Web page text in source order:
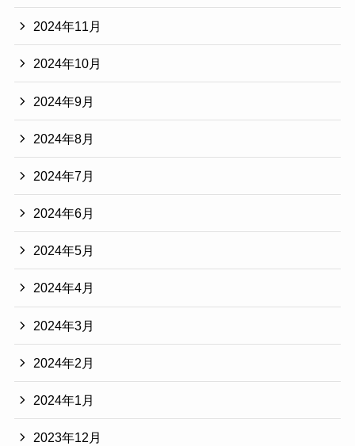
2024年11月
2024年10月
2024年9月
2024年8月
2024年7月
2024年6月
2024年5月
2024年4月
2024年3月
2024年2月
2024年1月
2023年12月